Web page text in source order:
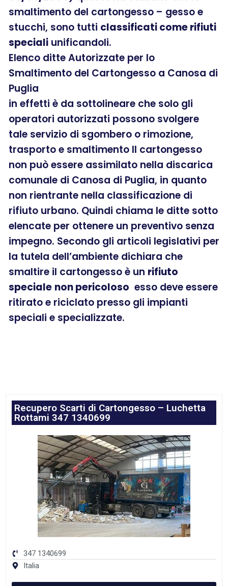
smaltimento del cartongesso – gesso e
stucchi, sono tutti classificati come rifiuti
speciali unificandoli.
Elenco ditte Autorizzate per lo
Smaltimento del Cartongesso a Canosa di
Puglia
in effetti è da sottolineare che solo gli
operatori autorizzati possono svolgere
tale servizio di sgombero o rimozione,
trasporto e smaltimento Il cartongesso
non può essere assimilato nella discarica
comunale di Canosa di Puglia, in quanto
non rientrante nella classificazione di
rifiuto urbano. Quindi chiama le ditte sotto
elencate per ottenere un preventivo senza
impegno. Secondo gli articoli legislativi per
la tutela dell’ambiente dichiara che
smaltire il cartongesso è un rifiuto
speciale non pericoloso esso deve essere
ritirato e riciclato presso gli impianti
speciali e specializzate.
Recupero Scarti di Cartongesso – Luchetta
Rottami 347 1340699
347 1340699
Italia